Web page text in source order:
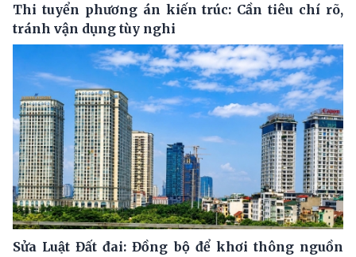
Thi tuyển phương án kiến trúc: Cần tiêu chí rõ,
tránh vận dụng tùy nghi
Sửa Luật Đất đai: Đồng bộ để khơi thông nguồn